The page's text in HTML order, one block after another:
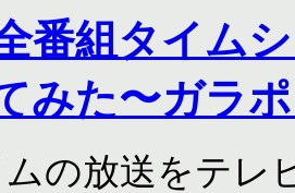
番組タイム
みた〜ガラ
ムの放送をテレ